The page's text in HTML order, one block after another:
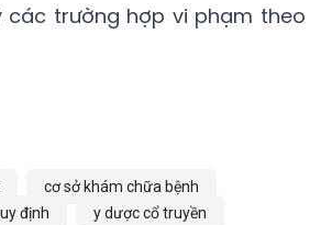
các trường hợp vi phạm theo
cơ sở khám chữa bệnh
định
y dược cổ truyền